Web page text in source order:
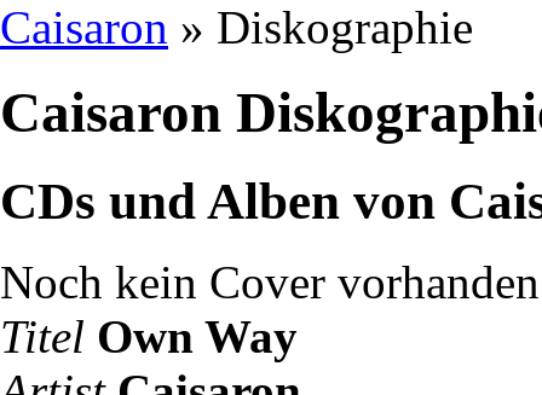
Caisaron » Diskographie
Caisaron
CDs und Alben von
Noch kein Cover vorhanden
Titel Own Way